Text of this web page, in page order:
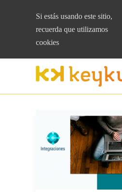
Si estás usando este sitio,
recuerda que utilizamos
cookies